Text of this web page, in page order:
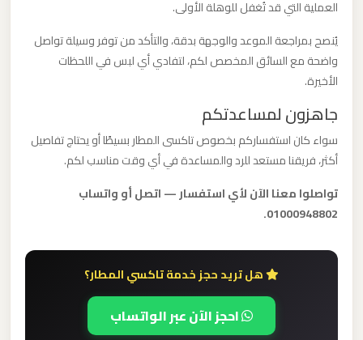
العملية التي قد تُغفل للوهلة الأولى.
يُنصح بمراجعة الموعد والوجهة بدقة، والتأكد من توفر وسيلة تواصل
واضحة مع السائق المخصص لكم، لتفادي أي لبس في اللحظات
الأخيرة.
جاهزون لمساعدتكم
سواء كان استفساركم بخصوص تاكسى المطار بسيطًا أو يحتاج تفاصيل
أكثر، فريقنا مستعد للرد والمساعدة في أي وقت مناسب لكم.
تواصلوا معنا الآن لأي استفسار — اتصل أو واتساب
01000948802.
هل تريد حجز خدمة تاكسي المطار؟
احجز الآن عبر الواتساب
العرب
والإسكندرية
ليموزين
مرسي